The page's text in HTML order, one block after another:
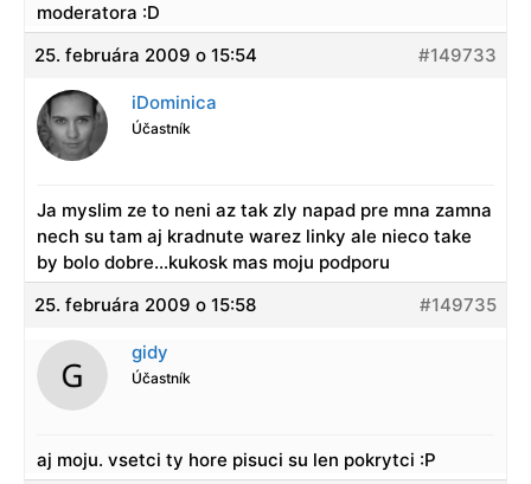
moderatora :D
25. februára 2009 o 15:54
#149733
iDominica
Účastník
Ja myslim ze to neni az tak zly napad pre mna zamna
nech su tam aj kradnute warez linky ale nieco take
by bolo dobre…kukosk mas moju podporu
25. februára 2009 o 15:58
#149735
gidy
Účastník
aj moju. vsetci ty hore pisuci su len pokrytci :P